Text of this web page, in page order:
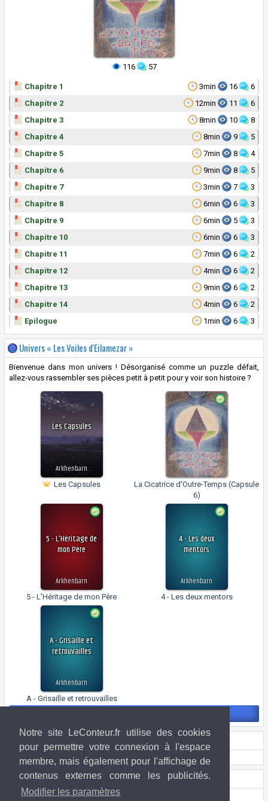
Notre site LeConteur.fr utilise des cookies
pour permettre votre connexion à l'espace
membre, mais également pour l'affichage de
contenus externes comme les publicités.
Modifier les paramètres
116 57
3min 16 6
Chapitre 1
12min
11 6
Chapitre 2
8min
10 8
Chapitre 3
8min
9 5
Chapitre 4
7min
8 4
Chapitre 5
9min
8 5
Chapitre 6
3min
7 3
Chapitre 7
6min
6 3
Chapitre 8
6min
5 3
Chapitre 9
6min
6 3
Chapitre 10
7min
6 2
Chapitre 11
4min
6 2
Chapitre 12
9min
6 2
Chapitre 13
4min
6 2
Chapitre 14
1min
6 3
Epilogue
Univers « Les Voiles d'Eilamezar »
Bienvenue dans mon univers ! Désorganisé comme un puzzle défait,
allez-vous rassembler ses pièces petit à petit pour y voir son histoire ?
Les Capsules
Arkhenbarn
Les Capsules
La Cicatrice d'Outre-Temps (Capsule
6)
5 - L'Héritage de
mon Père
Arkhenbarn
5 - L'Héritage de mon Père
4 - Les deux
mentors
Arkhenbarn
4 - Les deux mentors
A - Grisaille et
retrouvailles
Arkhenbarn
A - Grisaille et retrouvailles
Si vous avez aimé cette fiction...
Droits de l'image
Inconnu (si vous êtes l'artiste,